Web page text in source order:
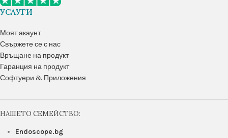
УСЛУГИ
Моят акаунт
Свържете се с нас
Връщане на продукт
Гаранция на продукт
Софтуери & Приложения
НАШЕТО СЕМЕЙСТВО:
Endoscope.bg